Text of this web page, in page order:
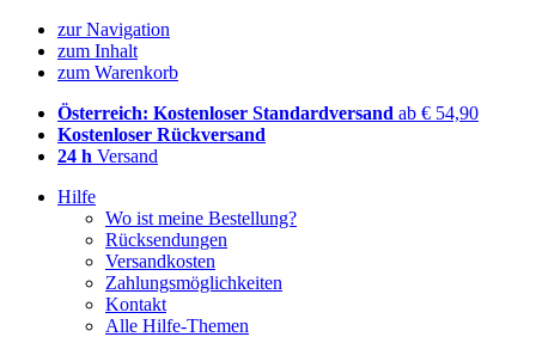
zur Navigation
zum Inhalt
zum Warenkorb
Österreich: Kostenloser Standardversand ab € 54,90
Kostenloser Rückversand
24 h Versand
Hilfe
Wo ist meine Bestellung?
Rücksendungen
Versandkosten
Zahlungsmöglichkeiten
Kontakt
Alle Hilfe-Themen